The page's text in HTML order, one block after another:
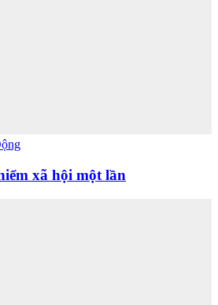
xã hội một lần